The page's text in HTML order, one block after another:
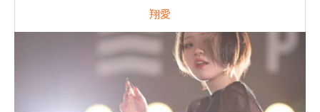
翔愛